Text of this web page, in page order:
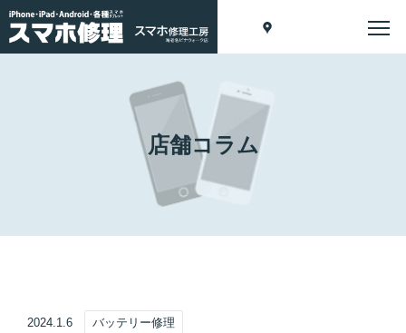
店舗コラム
2024.1.6 バッテリー修理